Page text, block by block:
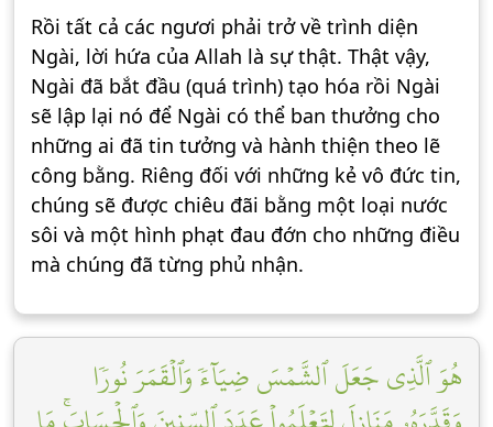
Rồi tất cả các ngươi phải trở về trình diện
Ngài, lời hứa của Allah là sự thật. Thật vậy,
Ngài đã bắt đầu (quá trình) tạo hóa rồi Ngài
sẽ lập lại nó để Ngài có thể ban thưởng cho
những ai đã tin tưởng và hành thiện theo lẽ
công bằng. Riêng đối với những kẻ vô đức tin,
chúng sẽ được chiêu đãi bằng một loại nước
sôi và một hình phạt đau đớn cho những điều
mà chúng đã từng phủ nhận.
هُوَ ٱلَّذِي جَعَلَ ٱلشَّمۡسَ ضِيَآءٗ وَٱلۡقَمَرَ نُورٗا